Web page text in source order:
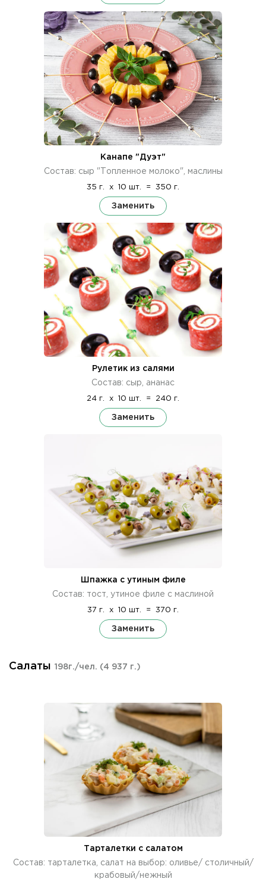
Канапе "Дуэт"
Состав: сыр "Топленное молоко", маслины
35 г. x 10 шт. = 350 г.
Заменить
Рулетик из салями
Состав: сыр, ананас
24 г. x 10 шт. = 240 г.
Заменить
Шпажка с утиным филе
Состав: тост, утиное филе с маслиной
37 г. x 10 шт. = 370 г.
Заменить
Салаты 198г./чел. (4 937 г.)
Тарталетки с салатом
Состав: тарталетка, салат на выбор: оливье/ столичный/
крабовый/нежный